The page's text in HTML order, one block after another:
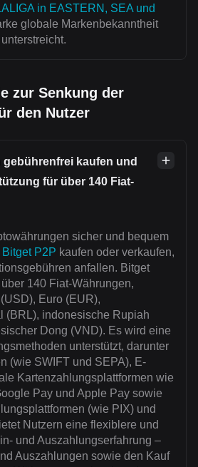
in EASTERN, SEA und
globale Markenbekanntheit
zur Senkung der
den Nutzer
kaufen und
für über 140 Fiat-
sicher und bequem
Bitget P2P kaufen oder verkaufen,
anfallen. Bitget
140 Fiat-Währungen,
Euro (EUR),
(BRL), indonesische Rupiah
Dong (VND). Es wird eine
unterstützt, darunter
(wie SWIFT und SEPA), E-
Kartenzahlungsplattformen wie
Pay und Apple Pay sowie
(wie PIX) und
Nutzern eine flexiblere und
und Auszahlungserfahrung –
Auszahlungen sowie den Kauf